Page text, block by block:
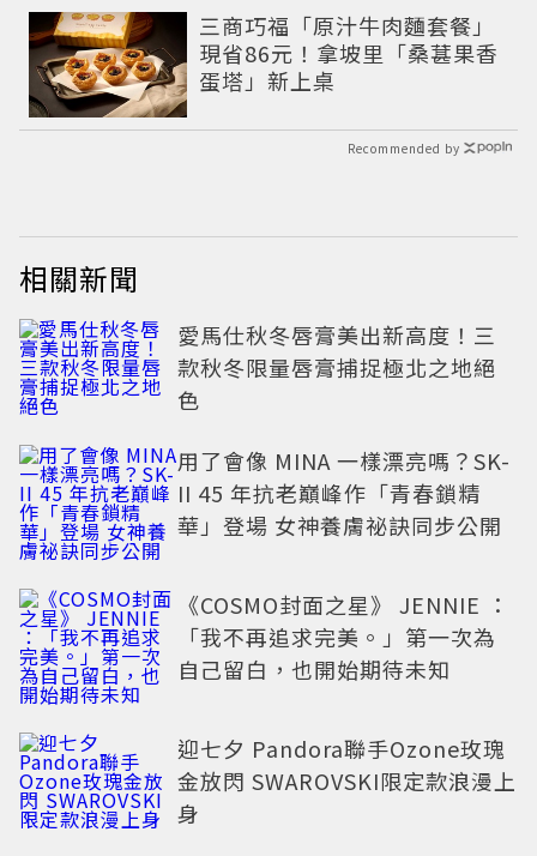
三商巧福「原汁牛肉麵套餐」
現省86元！拿坡里「桑葚果香
蛋塔」新上桌
Recommended by
相關新聞
愛馬仕秋冬唇膏美出新高度！三
款秋冬限量唇膏捕捉極北之地絕
色
用了會像 MINA 一樣漂亮嗎？SK-
II 45 年抗老巔峰作「青春鎖精
華」登場 女神養膚祕訣同步公開
《COSMO封面之星》 JENNIE ：
「我不再追求完美。」第一次為
自己留白，也開始期待未知
迎七夕 Pandora聯手Ozone玫瑰
金放閃 SWAROVSKI限定款浪漫上
身